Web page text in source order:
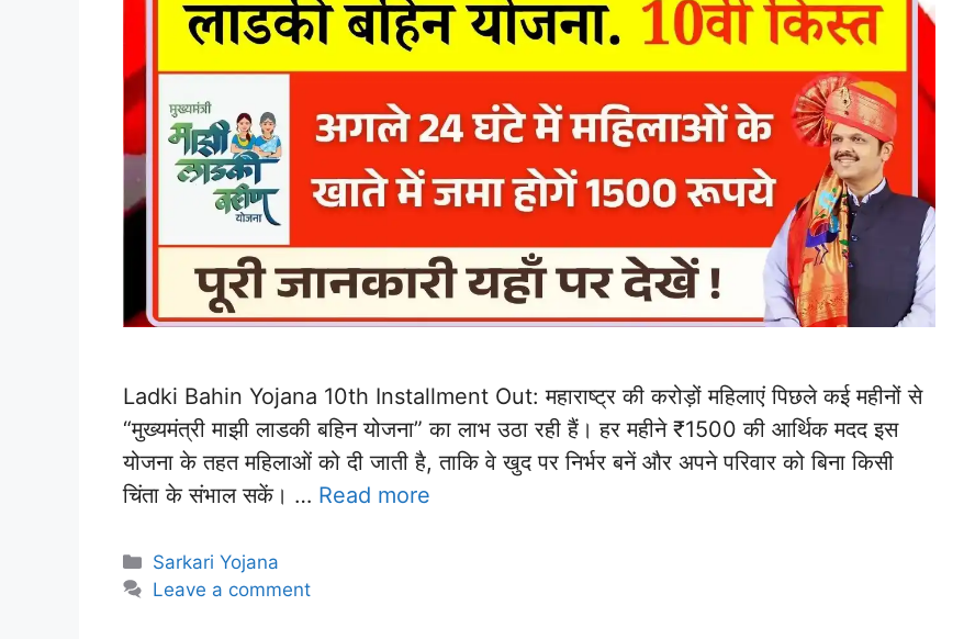
Ladki Bahin Yojana 10th Installment Out: महाराष्ट्र की करोड़ों महिलाएं पिछले कई महीनों से
“मुख्यमंत्री माझी लाडकी बहिन योजना” का लाभ उठा रही हैं। हर महीने ₹1500 की आर्थिक मदद इस
योजना के तहत महिलाओं को दी जाती है, ताकि वे खुद पर निर्भर बनें और अपने परिवार को बिना किसी
चिंता के संभाल सकें। … Read more
Categories
Sarkari Yojana
Leave a comment